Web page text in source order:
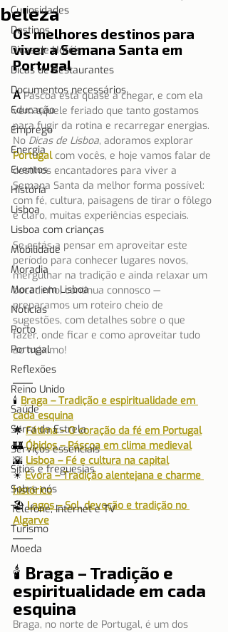
Curiosidades
Destinos
Dicas de Hotéis
Dicas de Restaurantes
Documentos necessários
Educação
Emprego
Energia
Eventos
História
Lisboa
Lisboa com crianças
Mobilidade
Moradia
Morar em Lisboa
Notícias
Porto
Portugal
Reflexões
Reino Unido
Saúde
Serra da Estrela
Serviços essenciais
Sítios e freguesias
Sobre nós
Telefone, Internet e TV
Turismo
Moeda
beleza
Os melhores destinos para
viver a Semana Santa em
Portugal
A Páscoa está quase a chegar, e com ela
vem aquele feriado que tanto gostamos
para fugir da rotina e recarregar energias.
No Dicas de Lisboa, adoramos explorar
Portugal com vocês, e hoje vamos falar de
destinos encantadores para viver a
Semana Santa da melhor forma possível:
com fé, cultura, paisagens de tirar o fôlego
e claro, muitas experiências especiais.
Se estás a pensar em aproveitar este
período para conhecer lugares novos,
mergulhar na tradição e ainda relaxar um
bocadinho, continua connosco —
preparamos um roteiro cheio de
sugestões, com detalhes sobre o que
fazer, onde ficar e como aproveitar tudo
ao máximo!
🕯 Braga – Tradição e espiritualidade em
cada esquina
🌟 Fátima – O coração da fé em Portugal
🏰 Óbidos – Páscoa em clima medieval
🌇 Lisboa – Fé e cultura na capital
☀ Évora – Tradição alentejana e charme
histórico
🏖 Lagos – Sol, devoção e tradição no
Algarve
🕯 Braga – Tradição e
espiritualidade em cada
esquina
Braga, no norte de Portugal, é um dos